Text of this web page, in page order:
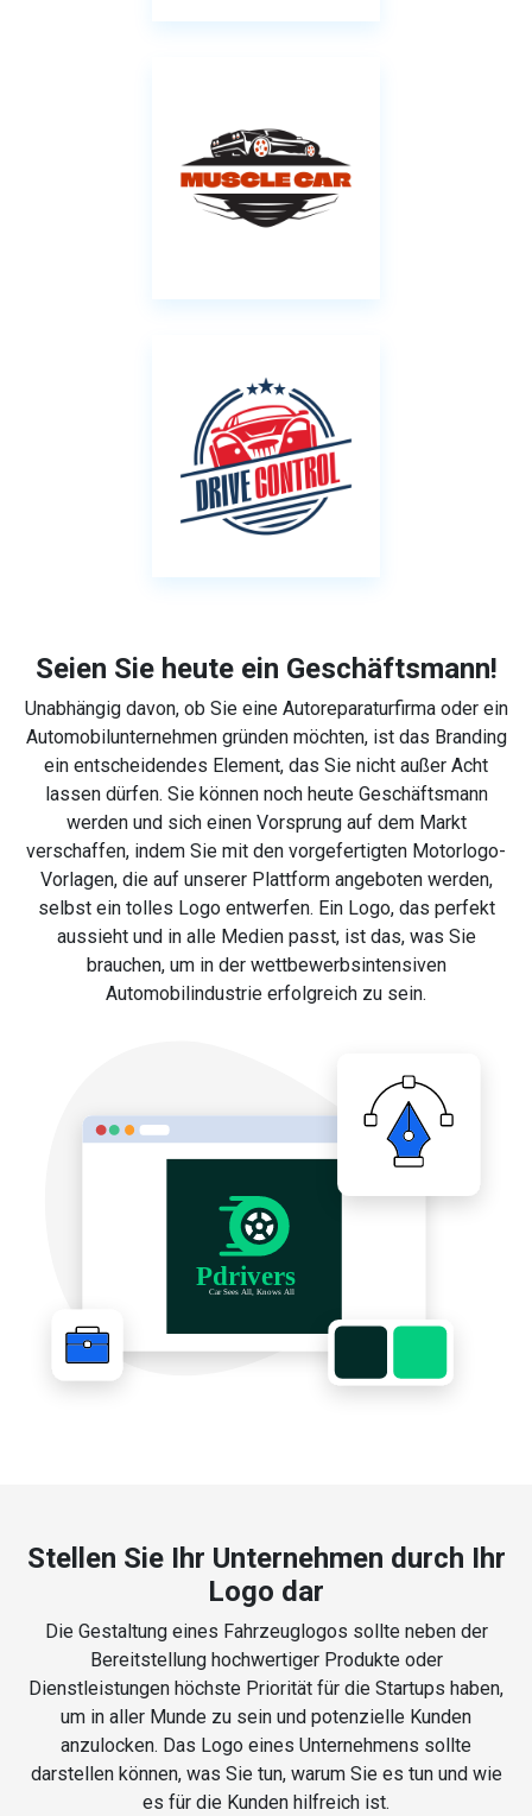
Seien Sie heute ein Geschäftsmann!
Unabhängig davon, ob Sie eine Autoreparaturfirma oder ein
Automobilunternehmen gründen möchten, ist das Branding
ein entscheidendes Element, das Sie nicht außer Acht
lassen dürfen. Sie können noch heute Geschäftsmann
werden und sich einen Vorsprung auf dem Markt
verschaffen, indem Sie mit den vorgefertigten Motorlogo-
Vorlagen, die auf unserer Plattform angeboten werden,
selbst ein tolles Logo entwerfen. Ein Logo, das perfekt
aussieht und in alle Medien passt, ist das, was Sie
brauchen, um in der wettbewerbsintensiven
Automobilindustrie erfolgreich zu sein.
Stellen Sie Ihr Unternehmen durch Ihr
Logo dar
Die Gestaltung eines Fahrzeuglogos sollte neben der
Bereitstellung hochwertiger Produkte oder
Dienstleistungen höchste Priorität für die Startups haben,
um in aller Munde zu sein und potenzielle Kunden
anzulocken. Das Logo eines Unternehmens sollte
darstellen können, was Sie tun, warum Sie es tun und wie
es für die Kunden hilfreich ist.